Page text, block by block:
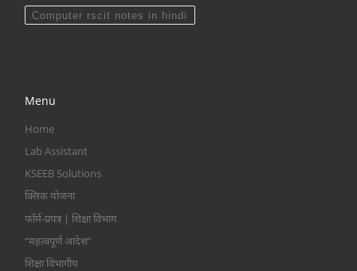
Computer rscit notes in hindi
Menu
Home
Lab Assistant
KSEEB Solutions
क्लिक योजना
फॉर्म-प्रपत्र | शिक्षा विभाग
“महत्वपूर्ण आदेश”
शिक्षा विभागीय